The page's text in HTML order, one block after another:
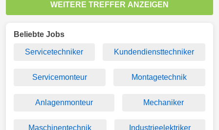
WEITERE TREFFER ANZEIGEN
Beliebte Jobs
Servicetechniker Kundendiensttechniker
Servicemonteur Montagetechnik
Anlagenmonteur Mechaniker
Maschinentechnik Industrieelektriker